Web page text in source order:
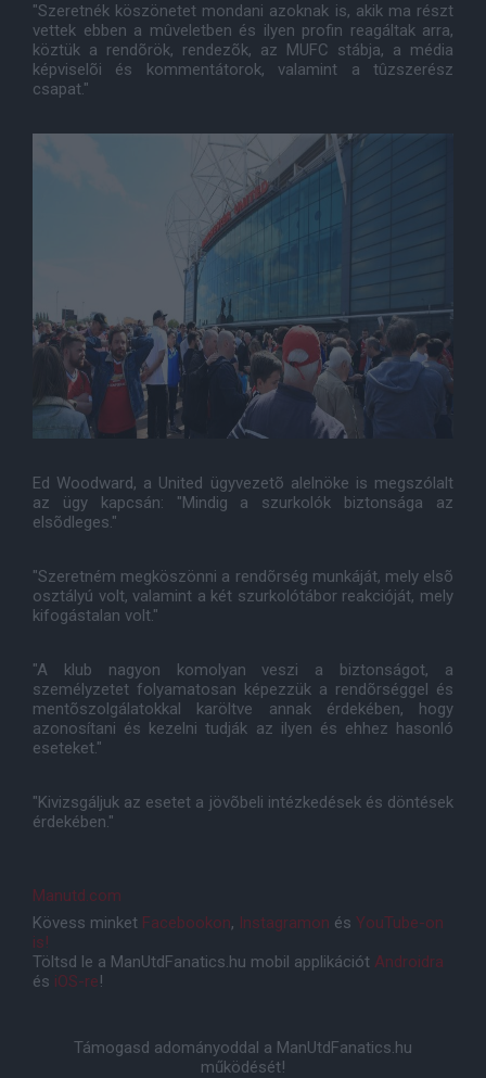
"Szeretnék köszönetet mondani azoknak is, akik ma részt
vettek ebben a mûveletben és ilyen profin reagáltak arra,
köztük a rendõrök, rendezõk, az MUFC stábja, a média
képviselõi és kommentátorok, valamint a tûzszerész
csapat."
Ed Woodward, a United ügyvezetõ alelnöke is megszólalt
az ügy kapcsán: "Mindig a szurkolók biztonsága az
elsõdleges."
"Szeretném megköszönni a rendõrség munkáját, mely elsõ
osztályú volt, valamint a két szurkolótábor reakcióját, mely
kifogástalan volt."
"A klub nagyon komolyan veszi a biztonságot, a
személyzetet folyamatosan képezzük a rendõrséggel és
mentõszolgálatokkal karöltve annak érdekében, hogy
azonosítani és kezelni tudják az ilyen és ehhez hasonló
eseteket."
"Kivizsgáljuk az esetet a jövõbeli intézkedések és döntések
érdekében."
Manutd.com
Kövess minket Facebookon, Instagramon és YouTube-on
is!
Töltsd le a ManUtdFanatics.hu mobil applikációt Androidra
és iOS-re!
Támogasd adományoddal a ManUtdFanatics.hu
működését!